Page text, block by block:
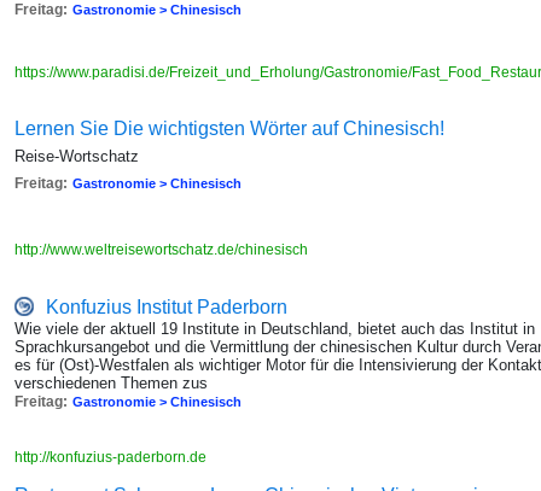
Freitag: Gastronomie > Chinesisch
https://www.paradisi.de/Freizeit_und_Erholung/Gastronomie/
Lernen Sie Die wichtigsten Wörter auf Chinesisch!
Reise-Wortschatz
Freitag: Gastronomie > Chinesisch
http://www.weltreisewortschatz.de/chinesisch
Konfuzius Institut Paderborn
Wie viele der aktuell 19 Institute in Deutschland, bietet auch das Institut in
Sprachkursangebot und die Vermittlung der chinesischen Kultur durch
es für (Ost)-Westfalen als wichtiger Motor für die Intensivierung der
verschiedenen Themen zus
Freitag: Gastronomie > Chinesisch
http://konfuzius-paderborn.de